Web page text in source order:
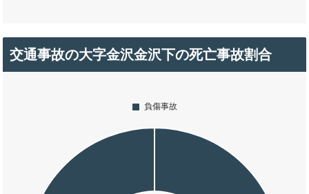
交通事故の大字金沢金沢下の死亡事故割合